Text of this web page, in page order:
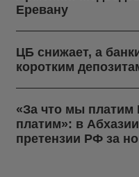
Еревану
ЦБ снижает, а
коротким
«За что мы
платим»: в
претензии РФ за